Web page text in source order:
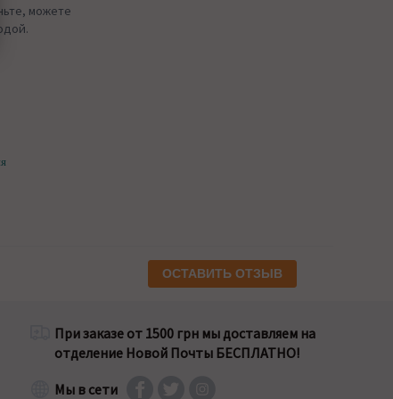
можете
ОСТАВИТЬ ОТЗЫВ
При заказе от 1500 грн мы доставляем на
отделение Новой Почты БЕСПЛАТНО!
Мы в сети